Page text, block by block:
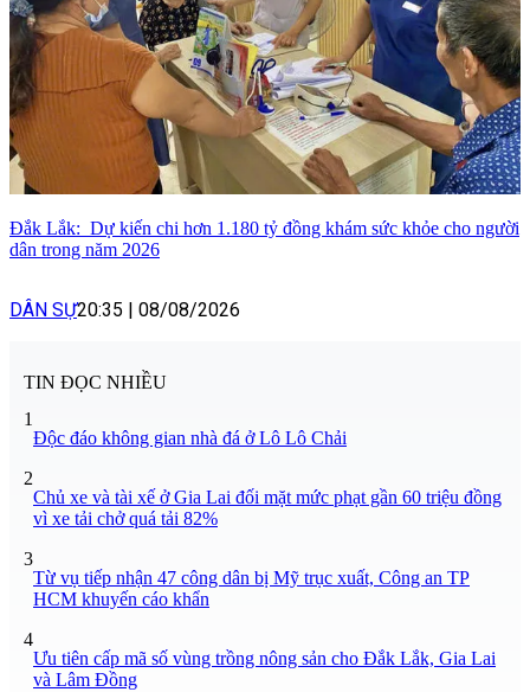
Đắk Lắk: Dự kiến chi hơn 1.180 tỷ đồng khám sức khỏe cho người
dân trong năm 2026
DÂN SỰ20:35 08/08/2026
TIN ĐỌC NHIỀU
1
Độc đáo không gian nhà đá ở Lô Lô Chải
2
Chủ xe và tài xế ở Gia Lai đối mặt mức phạt gần 60 triệu đồng
vì xe tải chở quá tải 82%
3
Từ vụ tiếp nhận 47 công dân bị Mỹ trục xuất, Công an TP
HCM khuyến cáo khẩn
4
Ưu tiên cấp mã số vùng trồng nông sản cho Đắk Lắk, Gia Lai
và Lâm Đồng